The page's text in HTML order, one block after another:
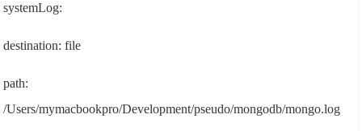
systemLog:
destination: file
path:
/Users/mymacbookpro/Development/pseudo/mongodb/mongo.log